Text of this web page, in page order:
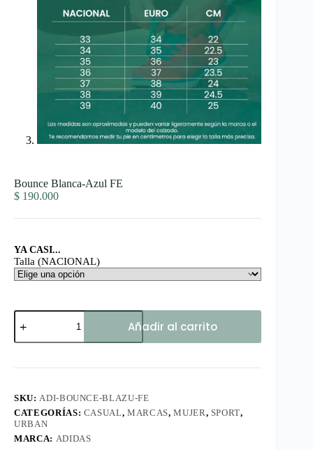
Bounce Blanca-Azul FE
$ 190.000
YA CASI...
Talla (NACIONAL)
Bounce
Blanca-
Azul
Añadir al carrito
SKU:ADI-BOUNCE-BLAZU-FE
CATEGORÍAS: CASUAL,MARCAS,MUJER, SPORT,
URBAN
MARCA: ADIDAS